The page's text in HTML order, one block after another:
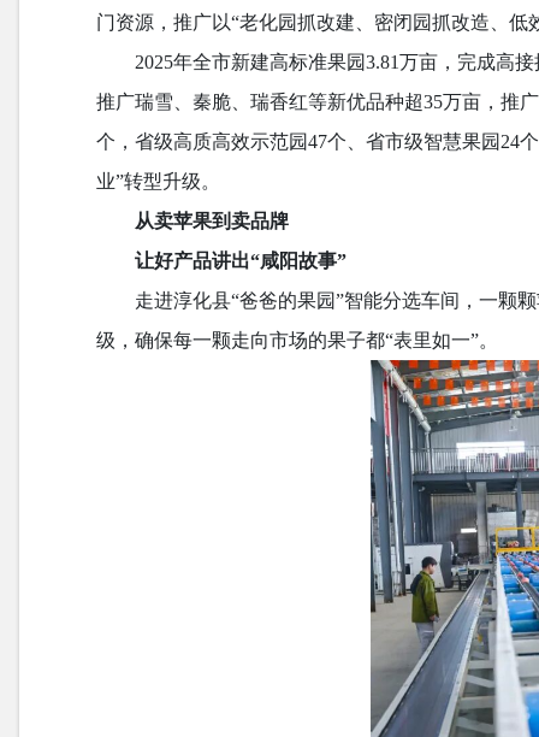
门资源，推广以“老化园抓改建、密闭园抓改造、
2025年全市新建高标准果园3.81万亩，完成高
推广瑞雪、秦脆、瑞香红等新优品种超35万亩，推
个，省级高质高效示范园47个、省市级智慧果园24
业”转型升级。
从卖苹果到卖品牌
让好产品讲出“咸阳故事”
走进淳化县“爸爸的果园”智能分选车间，一颗
级，确保每一颗走向市场的果子都“表里如一”。